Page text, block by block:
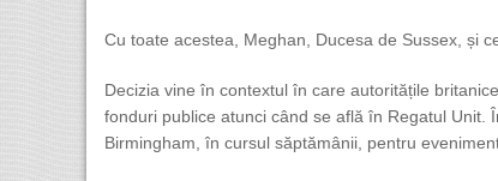
Cu toate acestea, Meghan, Ducesa de Sussex, și
Decizia vine în contextul în care autoritățile
fonduri publice atunci când se află în Regatul Unit.
Birmingham, în cursul săptămânii, pentru